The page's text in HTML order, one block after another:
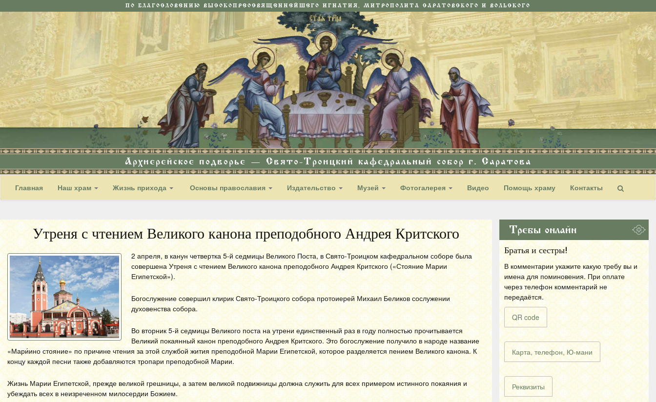
ПО БЛАГОСЛОВЕНИЮ ВЫСОКОПРЕОСВЯЩЕННЕЙШЕГО ИГНАТИЯ, МИТРОПОЛИТА САРАТОВСКОГО И ВОЛЬСКОГО
Архиерейское подворье — Свято-Троицкий кафедральный собор г. Саратова
Главная Наш храм Жизнь прихода Основы православия Издательство Музей Фотогалерея Видео Помощь храму Контакты
Утреня с чтением Великого канона преподобного Андрея Критского
2 апреля, в канун четвертка 5-й седмицы Великого Поста, в Свято-Троицком кафедральном соборе была
совершена Утреня с чтением Великого канона преподобного Андрея Критского («Стояние Марии
Египетской»).
Богослужение совершил клирик Свято-Троицкого собора протоиерей Михаил Беликов сослужении
духовенства собора.
Во вторник 5-й седмицы Великого поста на утрени единственный раз в году полностью прочитывается
Великий покаянный канон преподобного Андрея Критского. Это богослужение получило в народе название
«Мари́ино стояние» по причине чтения за этой службой жития преподобной Марии Египетской, которое разделяется пением Великого канона. К
концу каждой песни также добавляются тропари преподобной Марии.
Жизнь Марии Египетской, прежде великой грешницы, а затем великой подвижницы должна служить для всех примером истинного покаяния и
убеждать всех в неизреченном милосердии Божием.
Требы онлайн
Братья и сестры!
В комментарии укажите какую требу вы и
имена для поминовения. При оплате
через телефон комментарий не
передаётся.
QR code
Карта, телефон, Ю-мани
Реквизиты